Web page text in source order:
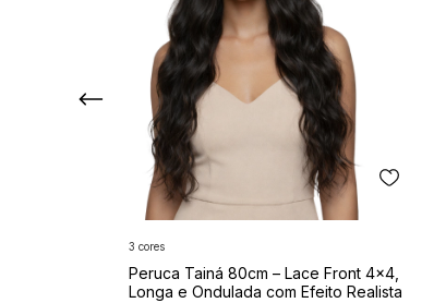
Peruca Tainá 80cm – Lace Front 4x4,
Longa e Ondulada com Efeito Realista
3 cores